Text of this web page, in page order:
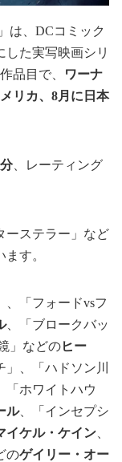
」は、DCコミック
た実写映画シリ
品目で、
ワーナ
リカ、8月に日本
、レーティング
ーステラー」など
す。
「フォードvsフ
、「ブロークバッ
」などのヒー
」、「ハドソン川
、「ホワイトハウ
ル、「インセプシ
イケル・ケイン
のゲイリー・オー